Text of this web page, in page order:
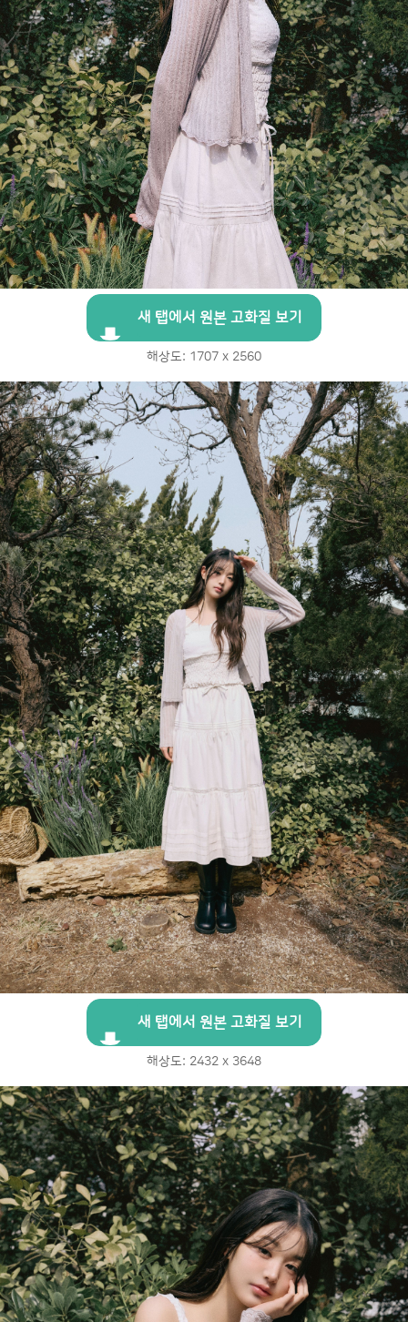
새 탭에서 원본 고화질 보기
해상도: 1707 x 2560
새 탭에서 원본 고화질 보기
해상도: 2432 x 3648